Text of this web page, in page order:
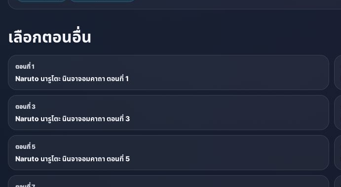
เลือกตอนอื่น
ตอนที่ 1
Naruto นารูโตะ นินจาจอมคาถา ตอนที่ 1
ตอนที่ 3
Naruto นารูโตะ นินจาจอมคาถา ตอนที่ 3
ตอนที่ 5
Naruto นารูโตะ นินจาจอมคาถา ตอนที่ 5